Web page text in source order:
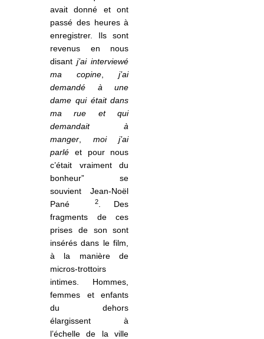
avait donné et ont
passé des heures à
enregistrer. Ils sont
revenus en nous
disantj’ai interviewé
ma copine ,j’ai
demandé à une
dame qui était dans
ma rue et qui
demandait à
manger ,moi j’ai
parlé et pour nous
c’était vraiment du
bonheur” se
souvient Jean-Noël
Pané
2
. Des
fragments de ces
prises de son sont
insérés dans le film,
à la manière de
micros-trottoirs
intimes. Hommes,
femmes et enfants
du dehors
élargissent à
l’échelle de la ville